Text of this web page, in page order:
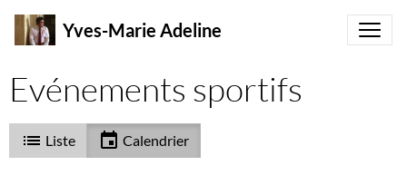
Yves-Marie Adeline
Evénements sportifs
Liste Calendrier